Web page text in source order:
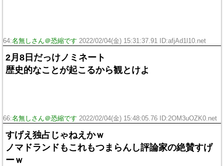
64:名無しさん＠恐縮です 2022/02/04(金) 15:31:37.91 ID:afjAd1l10.net
2月8日だっけノミネート
歴史的なことが起こるから観とけよ
66:名無しさん＠恐縮です 2022/02/04(金) 15:48:05.76 ID:2OM3uOZK0.net
すげえ独占じゃねえかｗ
ノマドランドもこれもつまらんし評論家の絶賛すげ
ーｗ